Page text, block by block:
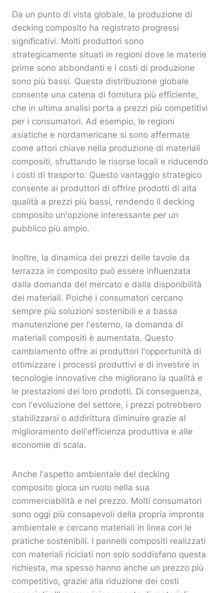
Da un punto di vista globale, la produzione di
decking composito ha registrato progressi
significativi. Molti produttori sono
strategicamente situati in regioni dove le materie
prime sono abbondanti e i costi di produzione
sono più bassi. Questa distribuzione globale
consente una catena di fornitura più efficiente,
che in ultima analisi porta a prezzi più competitivi
per i consumatori. Ad esempio, le regioni
asiatiche e nordamericane si sono affermate
come attori chiave nella produzione di materiali
compositi, sfruttando le risorse locali e riducendo
i costi di trasporto. Questo vantaggio strategico
consente ai produttori di offrire prodotti di alta
qualità a prezzi più bassi, rendendo il decking
composito un'opzione interessante per un
pubblico più ampio.
Inoltre, la dinamica dei prezzi delle tavole da
terrazza in composito può essere influenzata
dalla domanda del mercato e dalla disponibilità
dei materiali. Poiché i consumatori cercano
sempre più soluzioni sostenibili e a bassa
manutenzione per l'esterno, la domanda di
materiali compositi è aumentata. Questo
cambiamento offre ai produttori l'opportunità di
ottimizzare i processi produttivi e di investire in
tecnologie innovative che migliorano la qualità e
le prestazioni dei loro prodotti. Di conseguenza,
con l'evoluzione del settore, i prezzi potrebbero
stabilizzarsi o addirittura diminuire grazie al
miglioramento dell'efficienza produttiva e alle
economie di scala.
Anche l'aspetto ambientale del decking
composito gioca un ruolo nella sua
commerciabilità e nel prezzo. Molti consumatori
sono oggi più consapevoli della propria impronta
ambientale e cercano materiali in linea con le
pratiche sostenibili. I pannelli compositi realizzati
con materiali riciclati non solo soddisfano questa
richiesta, ma spesso hanno anche un prezzo più
competitivo, grazie alla riduzione dei costi